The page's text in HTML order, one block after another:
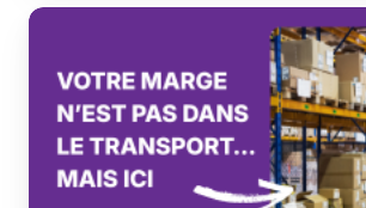
Pourquoi
stockage
logistique
quand
est